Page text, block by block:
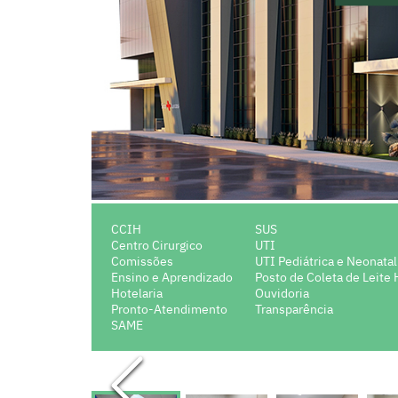
CCIH
Centro Cirurgico
Comissões
Ensino e Aprendizado
Hotelaria
Pronto-Atendimento
SAME
SUS
UTI
UTI Pediátrica e Neonatal
Posto de Coleta de Leite
Ouvidoria
Transparência